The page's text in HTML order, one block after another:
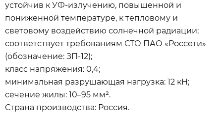
устойчив к УФ-излучению, повышенной и
пониженной температуре, к тепловому и
световому воздействию солнечной радиации;
соответствует требованиям СТО ПАО «Россети»
(обозначение: ЗП-12);
класс напряжения: 0,4;
минимальная разрушающая нагрузка: 12 кН;
сечение жилы: 10–95 мм².
Страна производства: Россия.